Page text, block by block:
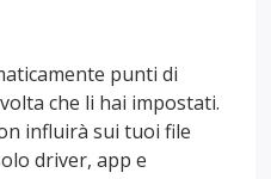
punti di
che li hai impostati.
influirà sui tuoi file
driver, app e